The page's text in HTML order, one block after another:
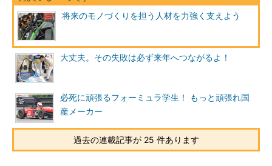
将来のモノづくりを担う人材を力強く支えよう
大丈夫。その失敗は必ず来年へつながるよ！
必死に頑張るフォーミュラ学生！ もっと頑張れ国
産メーカー
過去の連載記事が 25 件あります